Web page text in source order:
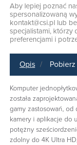
Aby lepiej poznać
spersonalizowaną
kontakt@csi.pl lub
specjalistami, którzy
preferencjami i
Opis Pobierz
Komputer
została
gamy zastosowań, od
kamery i aplikacje do
potężny
zdolny do 4K Ultra